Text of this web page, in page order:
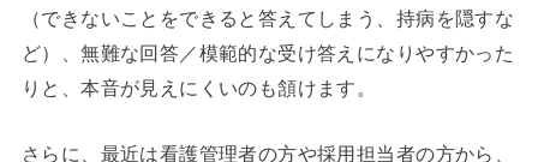
（できないことをできると答えてしまう、持病を隠すな
ど）、無難な回答／模範的な受け答えになりやすかった
りと、本音が見えにくいのも頷けます。
さらに、最近は看護管理者の方や採用担当者の方から、